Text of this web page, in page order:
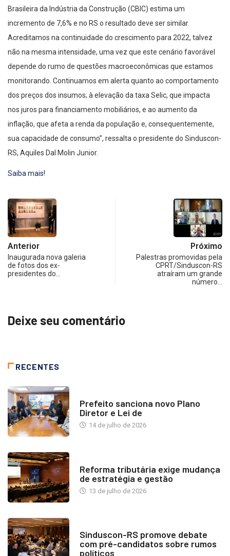
Brasileira da Indústria da Construção (CBIC) estima um
incremento de 7,6% e no RS o resultado deve ser similar.
Acreditamos na continuidade do crescimento para 2022, talvez
não na mesma intensidade, uma vez que este cenário favorável
depende do rumo de questões macroeconômicas que estamos
monitorando. Continuamos em alerta quanto ao comportamento
dos preços dos insumos; à elevação da taxa Selic, que impacta
nos juros para financiamento mobiliários, e ao aumento da
inflação, que afeta a renda da população e, consequentemente,
sua capacidade de consumo”, ressalta o presidente do Sinduscon-
RS, Aquiles Dal Molin Junior.
Saiba mais!
Anterior
Inaugurada nova galeria
de fotos dos ex-
presidentes do…
Próximo
Palestras promovidas pela
CPRT/Sinduscon-RS
atraíram um grande
número…
Deixe seu comentário
RECENTES
Prefeito sanciona novo Plano
Diretor e Lei de
14 de julho de 2026
Reforma tributária exige mudança
de estratégia e gestão
13 de julho de 2026
Sinduscon-RS promove debate
com pré-candidatos sobre rumos
políticos